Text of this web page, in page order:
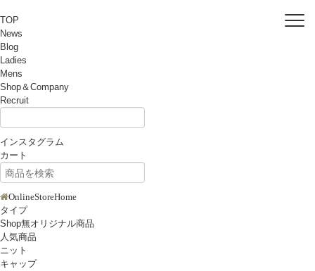
TOP
News
Blog
Ladies
Mens
Shop＆Company
Recruit
インスタグラム
カート
OnlineStoreHome
タイプ
Shop無オリジナル商品
人気商品
ニット
キャップ